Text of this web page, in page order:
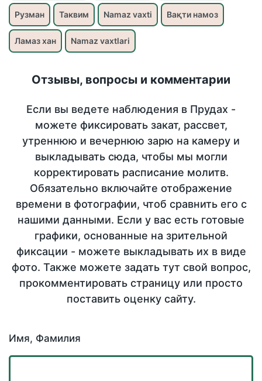
Рузман Таквим Namaz vaxti Вақти намоз
Ламаз хан Namaz vaxtlari
Отзывы, вопросы и комментарии
Если вы ведете наблюдения в Прудах -
можете фиксировать закат, рассвет,
утреннюю и вечернюю зарю на камеру и
выкладывать сюда, чтобы мы могли
корректировать расписание молитв.
Обязательно включайте отображение
времени в фотографии, чтоб сравнить его с
нашими данными. Если у вас есть готовые
графики, основанные на зрительной
фиксации - можете выкладывать их в виде
фото. Также можете задать тут свой вопрос,
прокомментировать страницу или просто
поставить оценку сайту.
Имя, Фамилия